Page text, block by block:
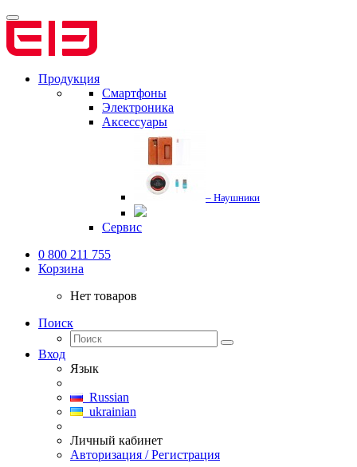
Продукция
Смартфоны
Электроника
Аксессуары
– Наушники
Сервис
0 800 211 755
Корзина
Нет товаров
Поиск
Вход
Язык
Russian
ukrainian
Личный кабинет
Авторизация / Регистрация